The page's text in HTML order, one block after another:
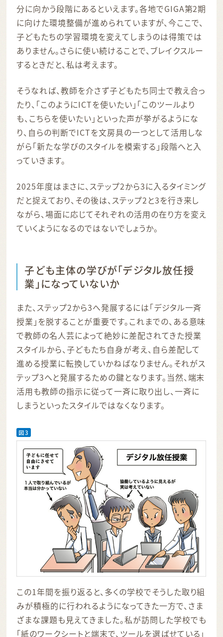
分に向かう段階にあるといえます。各地でGIGA第2期
に向けた環境整備が進められていますが、今ここで、
子どもたちの学習環境を変えてしまうのは得策では
ありません。さらに使い続けることで、ブレイクスルー
するときだと、私は考えます。
そうなれば、教師を介さず子どもたち同士で教え合っ
たり、「このようにICTを使いたい」「このツールより
も、こちらを使いたい」といった声が挙がるようにな
り、自らの判断でICTを文房具の一つとして活用しな
がら「新たな学びのスタイルを模索する」段階へと入
っていきます。
2025年度はまさに、ステップ2から3に入るタイミング
だと捉えており、その後は、ステップ2と3を行き来し
ながら、場面に応じてそれぞれの活用の在り方を変え
ていくようになるのではないでしょうか。
子ども主体の学びが「デジタル放任授
業」になっていないか
また、ステップ2から3へ発展するには「デジタル一斉
授業」を脱することが重要です。これまでの、ある意味
で教師の名人芸によって絶妙に差配されてきた授業
スタイルから、子どもたち自身が考え、自ら差配して
進める授業に転換していかねばなりません。それがス
テップ3へと発展するための鍵となります。当然、端末
活用も教師の指示に従って一斉に取り出し、一斉に
しまうといったスタイルではなくなります。
図3
この1年間を振り返ると、多くの学校でそうした取り組
みが積極的に行われるようになってきた一方で、さま
ざまな課題も見えてきました。私が訪問した学校でも
「紙のワークシートと端末で、ツールを選ばせている」